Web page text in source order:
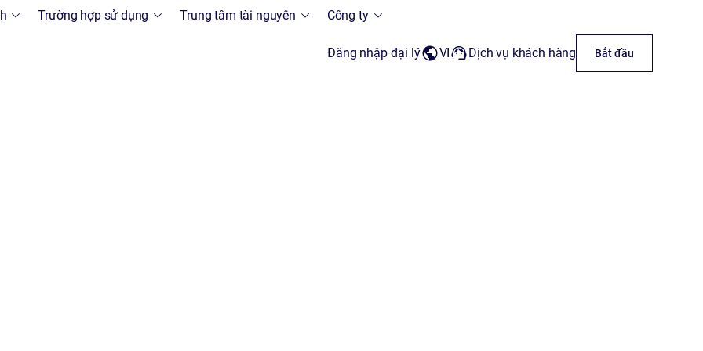
Trường hợp sử dụng Trung tâm tài nguyên Công ty
Đăng nhập đại lý VI Dịch vụ khách hàng Bắt đầu